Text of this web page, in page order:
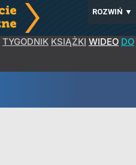
ROZWIŃ ▼
TYGODNIK KSIĄŻKI WIDEO DO